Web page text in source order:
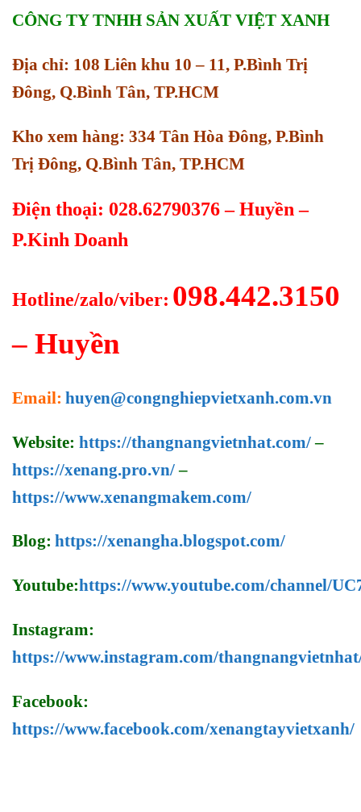
CÔNG TY TNHH SẢN XUẤT VIỆT XANH
Địa chỉ: 108 Liên khu 10 – 11, P.Bình Trị
Đông, Q.Bình Tân, TP.HCM
Kho xem hàng: 334 Tân Hòa Đông, P.Bình
Trị Đông, Q.Bình Tân, TP.HCM
Điện thoại: 028.62790376 – Huyền –
P.Kinh Doanh
Hotline/zalo/viber: 098.442.3150
– Huyền
Email: huyen@congnghiepvietxanh.com.vn
Website: https://thangnangvietnhat.com/–
https://xenang.pro.vn/–
https://www.xenangmakem.com/
Blog: https://xenangha.blogspot.com/
Youtube:https://www.youtube.com/channel/
Instagram:
https://www.instagram.com/
Facebook:
https://www.facebook.com/xenangtayvietxanh/